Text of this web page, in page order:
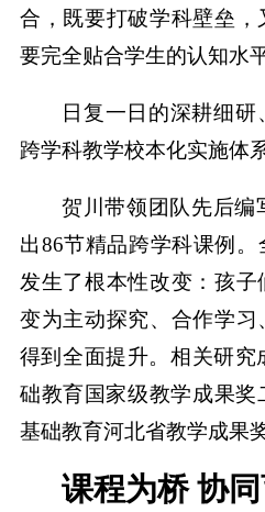
合，既要打破学科壁垒
要完全贴合学生的认知水
日复一日的深耕细
跨学科教学校本化实施体
贺川带领团队先后编
出86节精品跨学科课例
发生了根本性改变：孩
变为主动探究、合作学
得到全面提升。相关研究
础教育国家级教学成果奖
基础教育河北省教学成果
课程为桥 协